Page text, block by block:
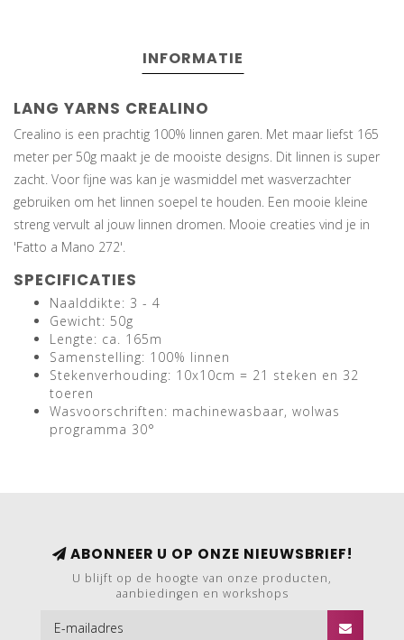
INFORMATIE
LANG YARNS CREALINO
Crealino is een prachtig 100% linnen garen. Met maar liefst 165
meter per 50g maakt je de mooiste designs. Dit linnen is super
zacht. Voor fijne was kan je wasmiddel met wasverzachter
gebruiken om het linnen soepel te houden. Een mooie kleine
streng vervult al jouw linnen dromen. Mooie creaties vind je in
'Fatto a Mano 272'.
SPECIFICATIES
Naalddikte: 3 - 4
Gewicht: 50g
Lengte: ca. 165m
Samenstelling: 100% linnen
Stekenverhouding: 10x10cm = 21 steken en 32
toeren
Wasvoorschriften: machinewasbaar, wolwas
programma 30°
ABONNEER U OP ONZE NIEUWSBRIEF!
U blijft op de hoogte van onze producten,
aanbiedingen en workshops